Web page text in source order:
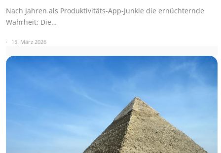
Nach Jahren als Produktivitäts-App-Junkie die ernüchternde
Wahrheit: Die…
15. März 2026